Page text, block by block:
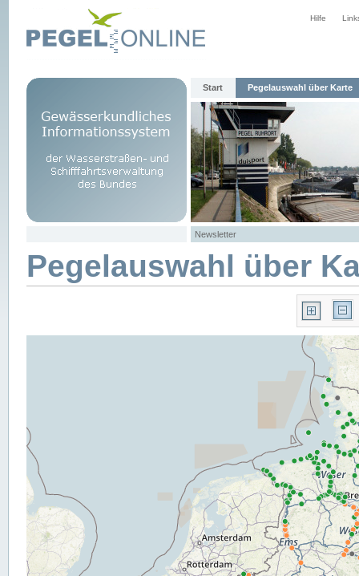
Hilfe
Start Pegelauswahl über Karte
Newsletter
Pegelauswahl über